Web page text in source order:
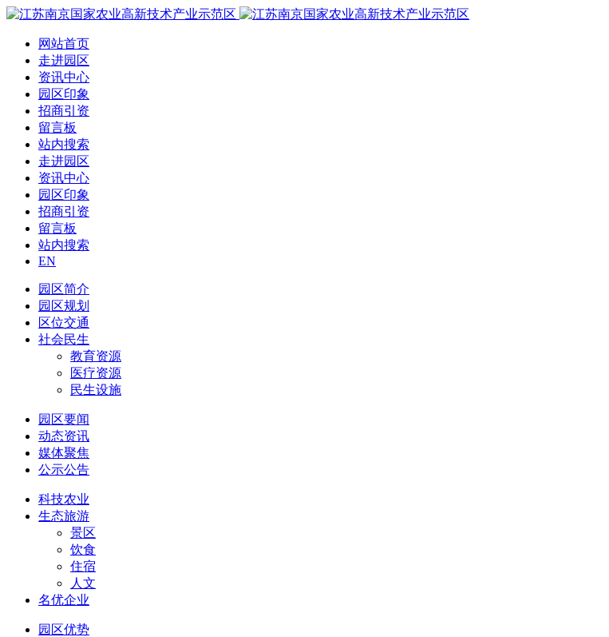
网站首页
走进园区
资讯中心
园区印象
招商引资
留言板
站内搜索
走进园区
资讯中心
园区印象
招商引资
留言板
站内搜索
EN
园区简介
园区规划
区位交通
社会民生
教育资源
医疗资源
民生设施
园区要闻
动态资讯
媒体聚焦
公示公告
科技农业
生态旅游
景区
饮食
住宿
人文
名优企业
园区优势